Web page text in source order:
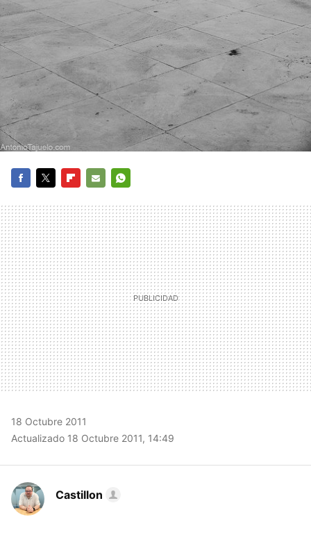
MAIL
18 Octubre 2011
Actualizado 18 Octubre 2011, 14:49
Castillon